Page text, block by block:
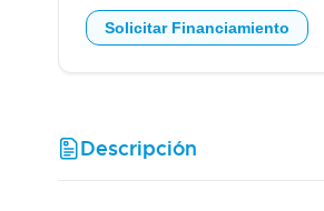
Solicitar Financiamiento
Descripción